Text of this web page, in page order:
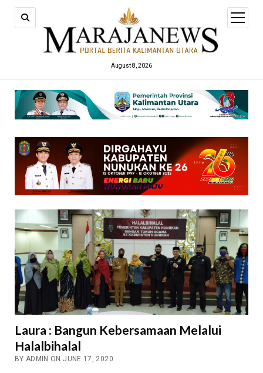
August 8, 2026
open
menu
Laura : Bangun Kebersamaan Melalui
Halalbihalal
BY ADMIN ON JUNE 17, 2020